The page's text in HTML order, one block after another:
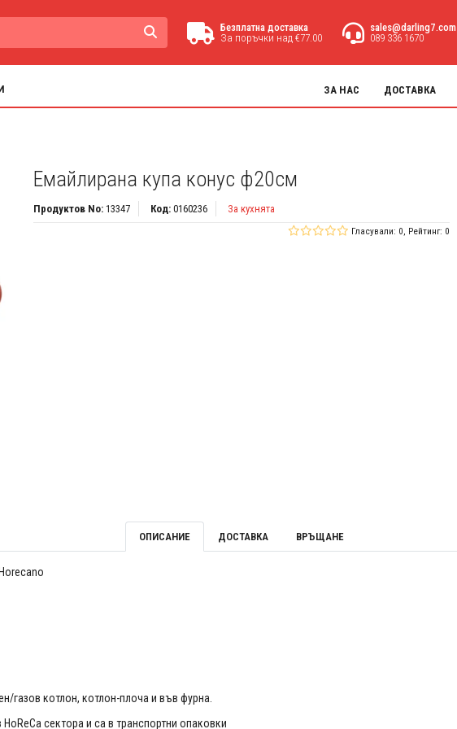
Безплатна доставка
За поръчки над €77.00
sales@darling7.com
089 336 1670
ЗА НАС ДОСТАВКА
Емайлирана купа конус ф20см
Продуктов No: 13347 Код: 0160236 За кухнята
Гласували: 0, Рейтинг: 0
ОПИСАНИЕ ДОСТАВКА ВРЪЩАНЕ
газов котлон, котлон-плоча и във фурна.
сектора и са в транспортни опаковки